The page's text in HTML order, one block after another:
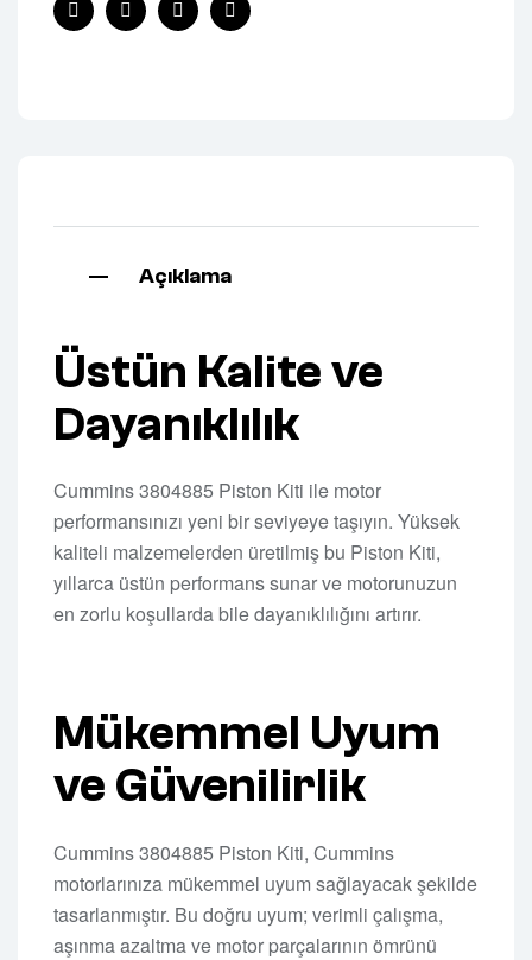
FacebookTwitterLinkedinPinterest
Açıklama
Üstün Kalite ve
Dayanıklılık
Cummins 3804885 Piston Kiti ile motor
performansınızı yeni bir seviyeye taşıyın. Yüksek
kaliteli malzemelerden üretilmiş bu Piston Kiti,
yıllarca üstün performans sunar ve motorunuzun
en zorlu koşullarda bile dayanıklılığını artırır.
Mükemmel Uyum
ve Güvenilirlik
Cummins 3804885 Piston Kiti, Cummins
motorlarınıza mükemmel uyum sağlayacak şekilde
tasarlanmıştır. Bu doğru uyum; verimli çalışma,
aşınma azaltma ve motor parçalarının ömrünü